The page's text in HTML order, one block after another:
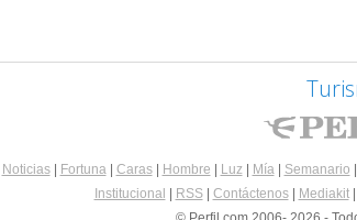
Noticias| Fortuna| Caras| Hombre Luz| Mía| Semanario
Institucional
RSS| Contáctenos| Mediakit|